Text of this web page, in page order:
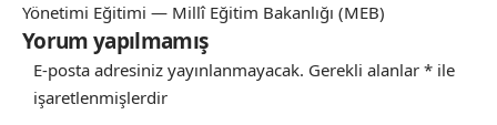
Yönetimi Eğitimi — Millî Eğitim Bakanlığı (MEB)
Yorum yapılmamış
E-posta adresiniz yayınlanmayacak. Gerekli alanlar * ile
işaretlenmişlerdir